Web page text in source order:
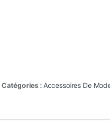
Catégories : Accessoires De